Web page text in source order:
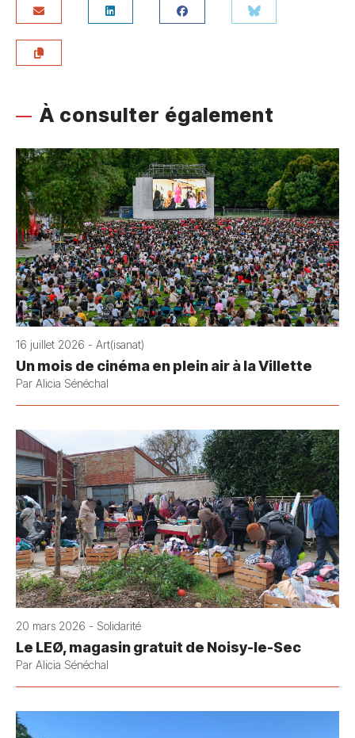
À consulter également
16 juillet 2026 - Art(isanat)
Un mois de cinéma en plein air à la Villette
Par Alicia Sénéchal
20 mars 2026 - Solidarité
Le LEØ, magasin gratuit de Noisy-le-Sec
Par Alicia Sénéchal